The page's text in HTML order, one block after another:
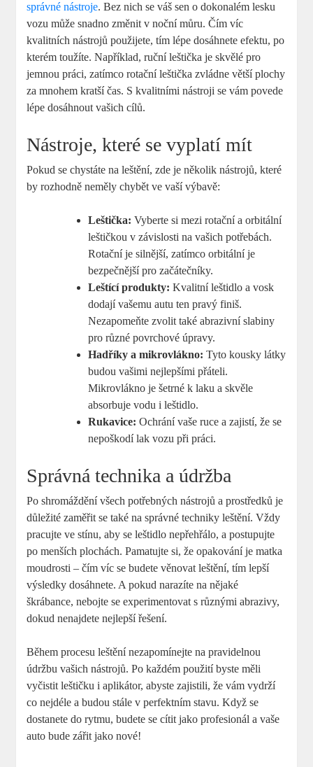
správné nástroje. Bez nich se váš sen o dokonalém lesku
vozu může snadno změnit v noční můru. Čím víc
kvalitních nástrojů použijete, tím lépe dosáhnete efektu, po
kterém toužíte. Například, ruční leštička je skvělé pro
jemnou práci, zatímco rotační leštička zvládne větší plochy
za mnohem kratší čas. S kvalitními nástroji se vám povede
lépe dosáhnout vašich cílů.
Nástroje, které se vyplatí mít
Pokud se chystáte na leštění, zde je několik nástrojů, které
by rozhodně neměly chybět ve vaší výbavě:
Leštička: Vyberte si mezi rotační a orbitální
leštičkou v závislosti na vašich potřebách.
Rotační je silnější, zatímco orbitální je
bezpečnější pro začátečníky.
Leštící produkty: Kvalitní leštidlo a vosk
dodají vašemu autu ten pravý finiš.
Nezapomeňte zvolit také abrazivní slabiny
pro různé povrchové úpravy.
Hadříky a mikrovlákno: Tyto kousky látky
budou vašimi nejlepšími přáteli.
Mikrovlákno je šetrné k laku a skvěle
absorbuje vodu i leštidlo.
Rukavice: Ochrání vaše ruce a zajistí, že se
nepoškodí lak vozu při práci.
Správná technika a údržba
Po shromáždění všech potřebných nástrojů a prostředků je
důležité zaměřit se také na správné techniky leštění. Vždy
pracujte ve stínu, aby se leštidlo nepřehřálo, a postupujte
po menších plochách. Pamatujte si, že opakování je matka
moudrosti – čím víc se budete věnovat leštění, tím lepší
výsledky dosáhnete. A pokud narazíte na nějaké
škrábance, nebojte se experimentovat s různými abrazivy,
dokud nenajdete nejlepší řešení.
Během procesu leštění nezapomínejte na pravidelnou
údržbu vašich nástrojů. Po každém použití byste měli
vyčistit leštičku i aplikátor, abyste zajistili, že vám vydrží
co nejdéle a budou stále v perfektním stavu. Když se
dostanete do rytmu, budete se cítit jako profesionál a vaše
auto bude zářit jako nové!